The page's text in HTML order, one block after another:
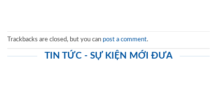
Trackbacks are closed, but you can post a comment.
TIN TỨC - SỰ KIỆN MỚI ĐƯA